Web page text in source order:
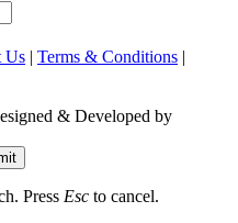
Us | Terms & Conditions |
& Developed by
Press Esc to cancel.